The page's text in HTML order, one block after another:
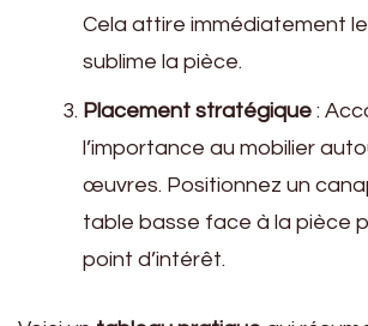
Cela attire immédiatement
sublime la pièce.
Placement stratégique :
l’importance au mobilier
œuvres. Positionnez un
table basse face à la pièce
point d’intérêt.